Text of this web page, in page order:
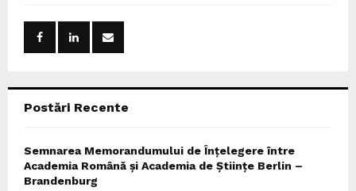
Postări Recente
Semnarea Memorandumului de Înțelegere între
Academia Română și Academia de Științe Berlin –
Brandenburg